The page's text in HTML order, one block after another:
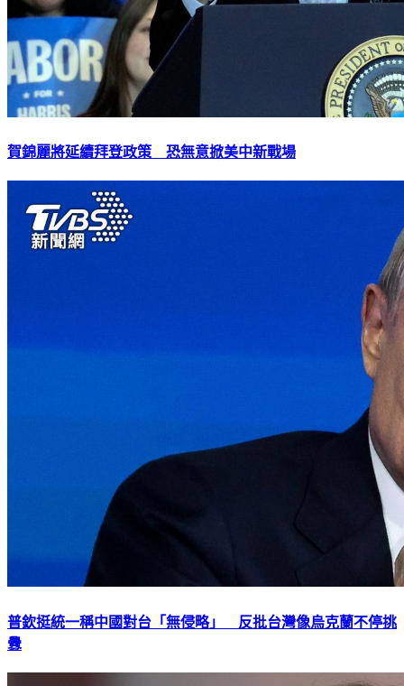
賀錦麗將延續拜登政策 恐無意掀美中新戰場
普欽挺統一稱中國對台「無侵略」 反批台灣像烏克蘭不停挑
釁